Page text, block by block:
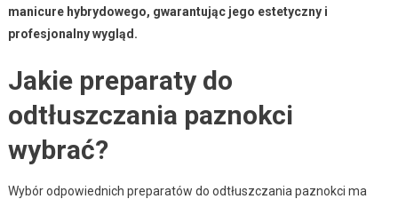
manicure hybrydowego, gwarantując jego estetyczny i
profesjonalny wygląd.
Jakie preparaty do
odtłuszczania paznokci
wybrać?
Wybór odpowiednich preparatów do odtłuszczania paznokci ma